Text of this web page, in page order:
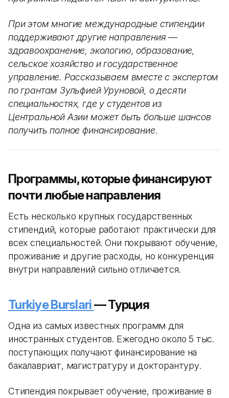
При этом многие международные стипендии
поддерживают другие направления —
здравоохранение, экологию, образование,
сельское хозяйство и государственное
управление. Рассказываем вместе с экспертом
по грантам Зульфией Уруновой, о десяти
специальностях, где у студентов из
Центральной Азии может быть больше шансов
получить полное финансирование.
Программы, которые финансируют
почти любые направления
Есть несколько крупных государственных
стипендий, которые работают практически для
всех специальностей. Они покрывают обучение,
проживание и другие расходы, но конкуренция
внутри направлений сильно отличается.
Turkiye Burslari— Турция
Одна из самых известных программ для
иностранных студентов. Ежегодно около 5 тыс.
поступающих получают финансирование на
бакалавриат, магистратуру и докторантуру.
Стипендия покрывает обучение, проживание в